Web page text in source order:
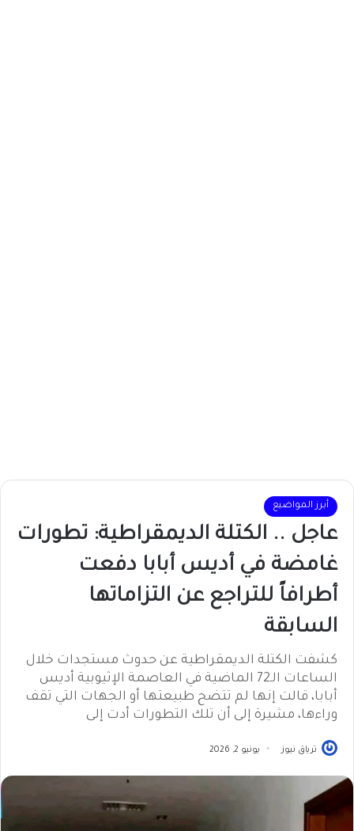
أبرز المواضيع
عاجل .. الكتلة الديمقراطية: تطورات
غامضة في أديس أبابا دفعت
أطرافاً للتراجع عن التزاماتها
السابقة
كشفت الكتلة الديمقراطية عن حدوث مستجدات خلال
الساعات الـ72 الماضية في العاصمة الإثيوبية أديس
أبابا، قالت إنها لم تتضح طبيعتها أو الجهات التي تقف
وراءها، مشيرة إلى أن تلك التطورات أدت إلى
ترياق نيوز يونيو 2, 2026